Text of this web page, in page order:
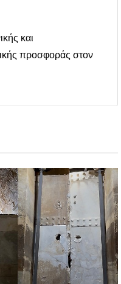
και
προσφοράς στον